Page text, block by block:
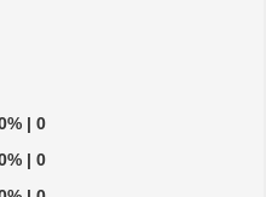
| 0
| 0